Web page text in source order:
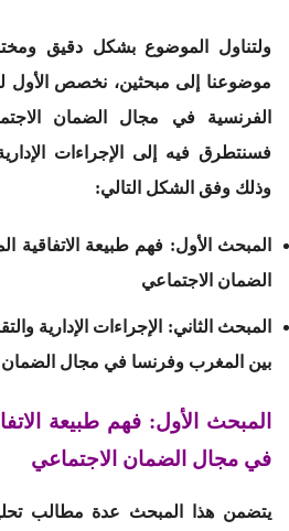
ولتناول الموضوع بشكل دقيق
موضوعنا إلى مبحثين، نخصص الأول
الفرنسية في مجال الضمان
فسنتطرق فيه إلى الإجراءات الإدارية
وذلك وفق الشكل التالي:
المبحث الأول: فهم طبيعة الاتفاقية
الضمان الاجتماعي
المبحث الثاني: الإجراءات الإدارية
بين المغرب وفرنسا في مجال الضمان
المبحث الأول: فهم طبيعة
في مجال الضمان الاجتماعي
يتضمن هذا المبحث عدة مطالب